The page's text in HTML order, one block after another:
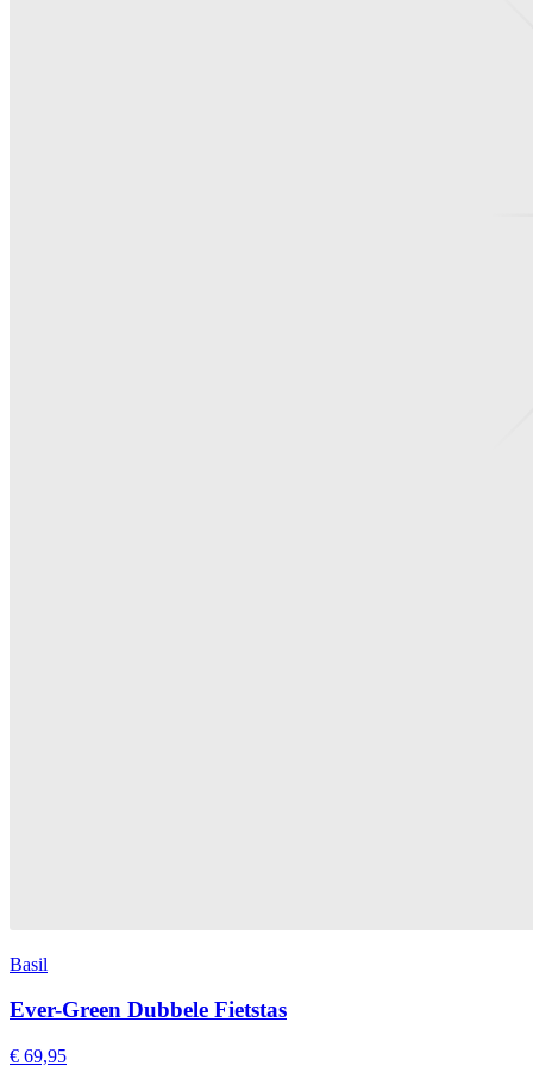
Basil
Ever-Green Dubbele Fietstas
€ 69,95